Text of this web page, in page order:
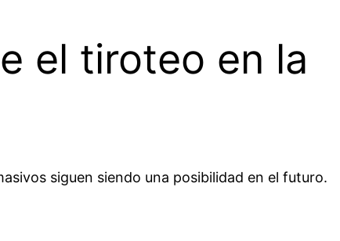
el tiroteo en la
siguen siendo una posibilidad en el futuro.